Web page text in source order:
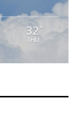
32 °
THU